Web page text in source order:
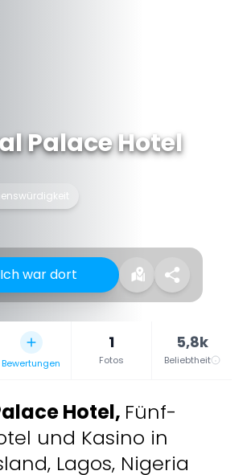
Palace Hotel
Ich war dort
Bewertungen
1
Fotos
5,8k
Beliebtheit
Hotel, Fünf-
und Kasino in
Lagos, Nigeria